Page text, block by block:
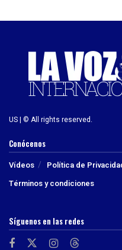
US | © All rights reserved.
Conócenos
Vídeos Política de
Términos y condiciones
Síguenos en las redes